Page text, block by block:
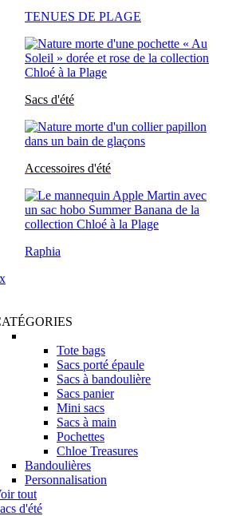
TENUES DE PLAGE
Sacs d'été
Accessoires d'été
Raphia
Tote bags
Sacs porté épaule
Sacs à bandoulière
Sacs panier
Mini sacs
Sacs à main
Pochettes
Chloe Treasures
Bandoulières
Personnalisation
tout
d'été